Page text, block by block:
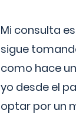
Mi consulta
sigue
como hace
yo desde el
optar por un